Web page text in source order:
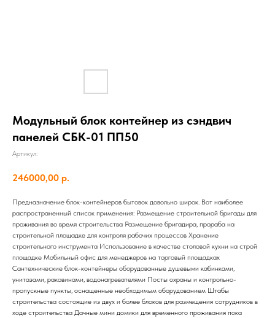
Модульный блок контейнер из сэндвич
панелей СБК-01 ПП50
Артикул:
246000,00 р.
Предназначение блок-контейнеров бытовок довольно широк. Вот наиболее
распространенный список применения: Размещение строительной бригады для
проживания во время строительства Размещение бригадира, прораба на
строительной площадке для контроля рабочих процессов Хранение
строительного инструмента Использование в качестве столовой кухни на строй
площадке Мобильный офис для менеджеров на торговый площадках
Сантехнические блок-контейнеры оборудованные душевыми кабинками,
унитазами, раковинами, водонагревателями Посты охраны и контрольно-
пропускные пункты, оснащенные необходимым оборудованием Штабы
строительства состоящие из двух и более блоков для размещения сотрудников в
ходе строительства Дачные мини домики для временного проживания пока